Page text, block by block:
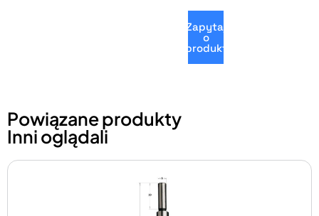
Zapytaj
o
produkt
Powiązane produkty
Inni oglądali